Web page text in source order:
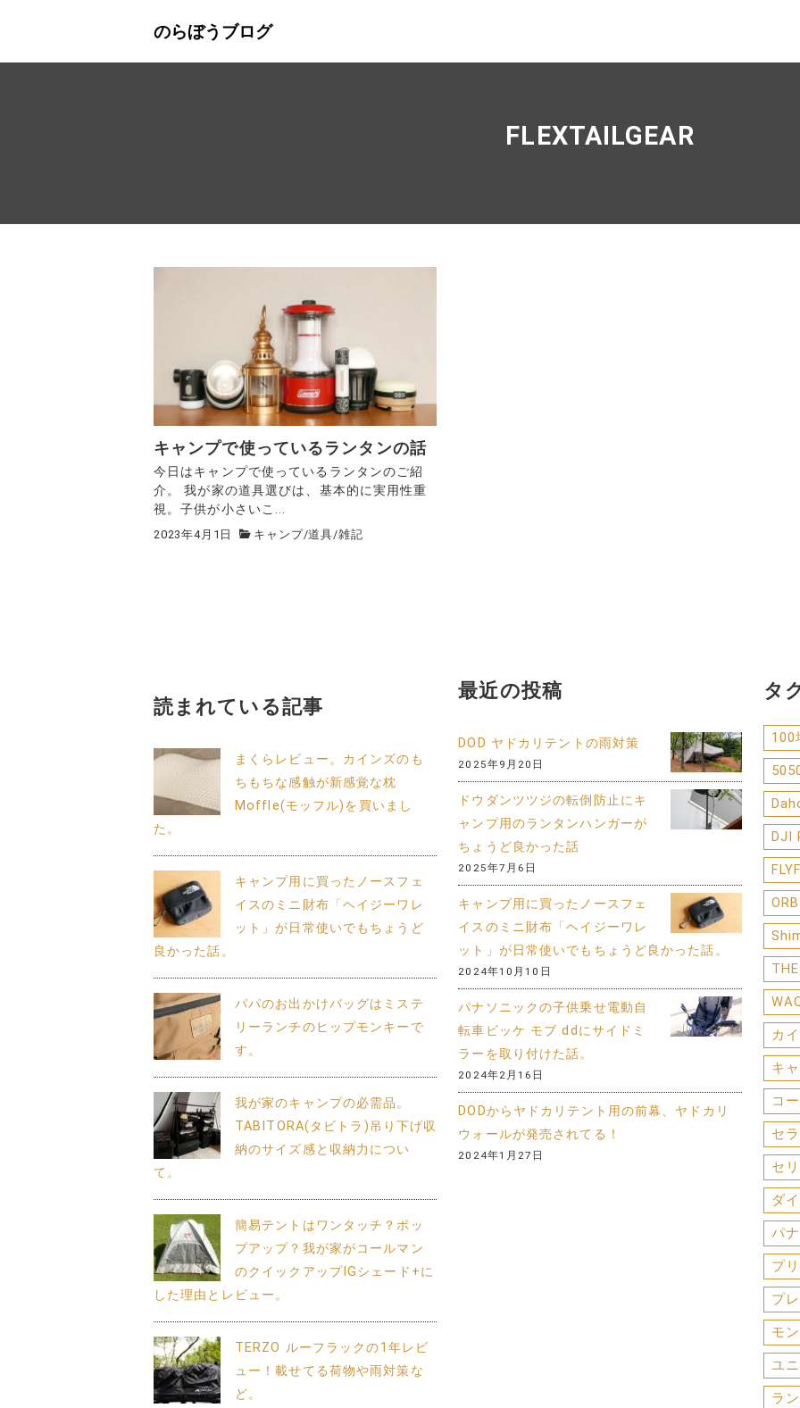
のらぼうブログ
FLEXTAILGEAR
キャンプで使っているランタンの話
今日はキャンプで使っているランタンのご紹
介。 我が家の道具選びは、基本的に実用性重
視。子供が小さいこ...
2023年4月1日 キャンプ/道具/雑記
読まれている記事
まくらレビュー。カインズのも
ちもちな感触が新感覚な枕
Moffle(モッフル)を買いまし
た。
キャンプ用に買ったノースフェ
イスのミニ財布「ヘイジーワレ
ット」が日常使いでもちょうど
良かった話。
パパのお出かけバッグはミステ
リーランチのヒップモンキーで
す。
我が家のキャンプの必需品。
TABITORA(タビトラ)吊り下げ収
納のサイズ感と収納力につい
て。
簡易テントはワンタッチ？ポッ
プアップ？我が家がコールマン
のクイックアップIGシェード+に
した理由とレビュー。
TERZO ルーフラックの1年レビ
ュー！載せてる荷物や雨対策な
ど。
最近の投稿
DOD ヤドカリテントの雨対策
2025年9月20日
ドウダンツツジの転倒防止にキ
ャンプ用のランタンハンガーが
ちょうど良かった話
2025年7月6日
キャンプ用に買ったノースフェ
イスのミニ財布「ヘイジーワレ
ット」が日常使いでもちょうど良かった話。
2024年10月10日
パナソニックの子供乗せ電動自
転車ビッケ モブ ddにサイドミ
ラーを取り付けた話。
2024年2月16日
DODからヤドカリテント用の前幕、ヤドカリ
ウォールが発売されてる！
2024年1月27日
タ
100
DJI
カ
キ
コ
セ
セ
ダ
パ
プ
プ
モ
ユ
ラ